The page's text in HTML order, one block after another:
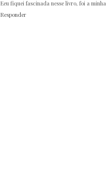
Eeu fiquei fascinada nesse livro, foi a
Responder